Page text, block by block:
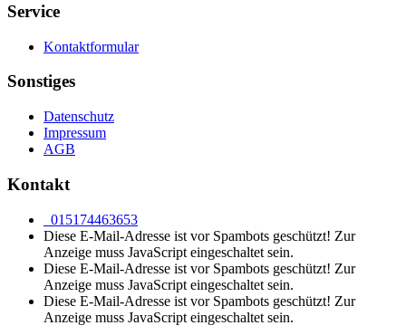
Service
Kontaktformular
Sonstiges
Datenschutz
Impressum
AGB
Kontakt
015174463653
Diese E-Mail-Adresse ist vor Spambots geschützt! Zur
Anzeige muss JavaScript eingeschaltet sein.
Diese E-Mail-Adresse ist vor Spambots geschützt! Zur
Anzeige muss JavaScript eingeschaltet sein.
Diese E-Mail-Adresse ist vor Spambots geschützt! Zur
Anzeige muss JavaScript eingeschaltet sein.